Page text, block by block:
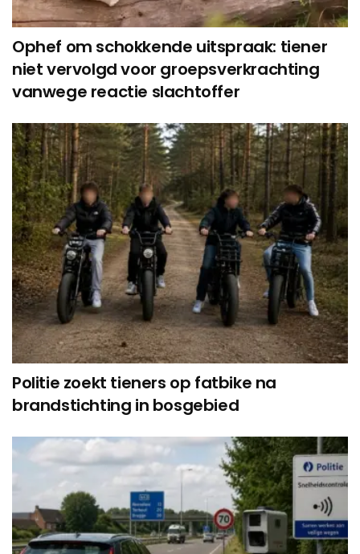
Ophef om schokkende uitspraak: tiener
niet vervolgd voor groepsverkrachting
vanwege reactie slachtoffer
Politie zoekt tieners op fatbike na
brandstichting in bosgebied